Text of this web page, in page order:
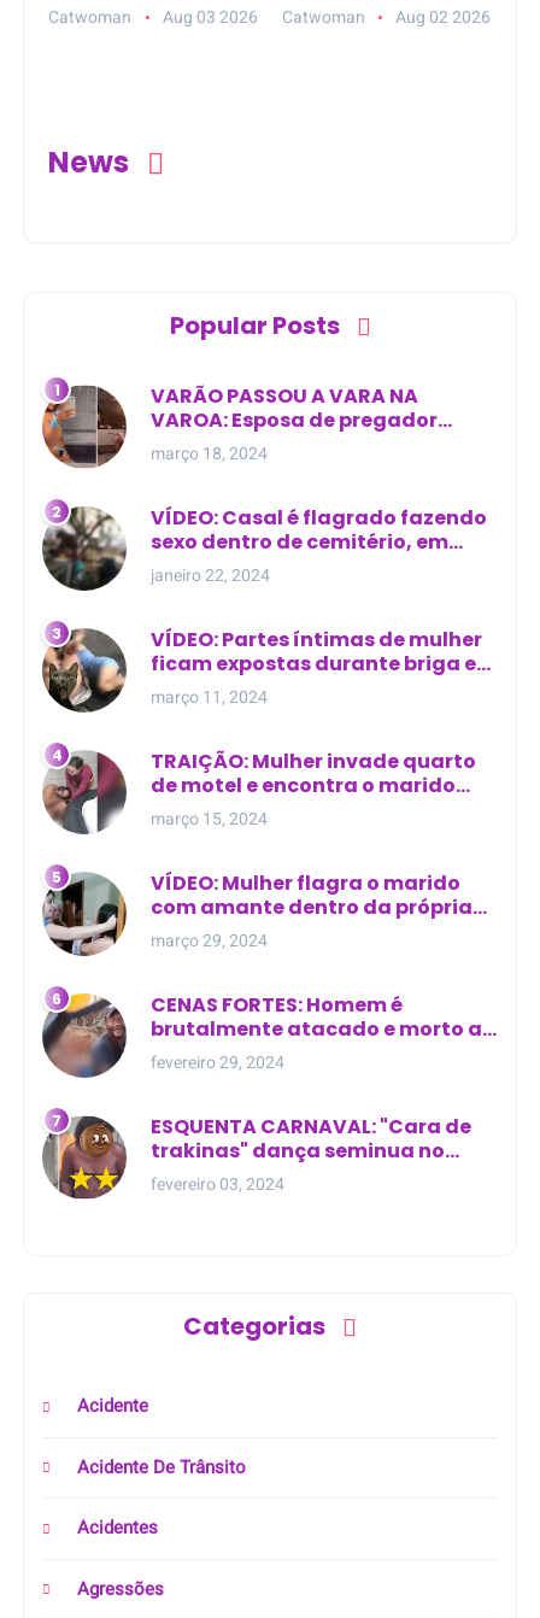
de torturar
Catwoman Aug 03 2026
encontrado em
área de mata na
Catwoman Aug 02 2026
News
Popular Posts
VARÃO PASSOU A VARA NA
VAROA: Esposa de pregador
evangélico descobre
relacionamento extra-conjugal
março 18, 2024
VÍDEO: Casal é flagrado fazendo
sexo dentro de cemitério, em
cima de túmulo no Maranhão
janeiro 22, 2024
VÍDEO: Partes íntimas de mulher
ficam expostas durante briga em
Manaus
março 11, 2024
TRAIÇÃO: Mulher invade quarto
de motel e encontra o marido
com outra na cama
março 15, 2024
VÍDEO: Mulher flagra o marido
com amante dentro da própria
residência
março 29, 2024
CENAS FORTES: Homem é
brutalmente atacado e morto a
golpes de facão em joão lisboa
fevereiro 29, 2024
ESQUENTA CARNAVAL: "Cara de
trakinas" dança seminua no
meio da rua na Bahia
fevereiro 03, 2024
Categorias
Acidente
Acidente De Trânsito
Acidentes
Agressões